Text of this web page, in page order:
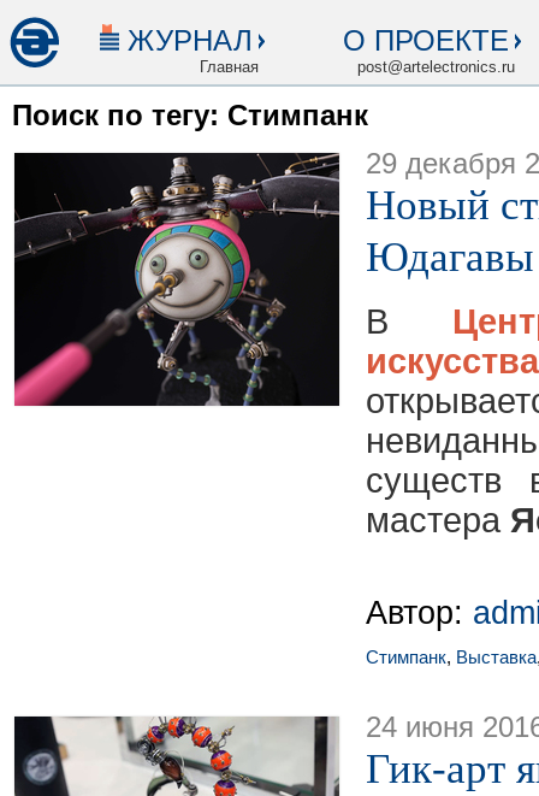
ЖУРНАЛ
Главная
О ПРОЕКТЕ
post@artelectronics.ru
Поиск по тегу: Стимпанк
29 декабря
Новый
В
существ
мастера
Автор:
Стимпанк, Выставка
24 июня
Гик-арт